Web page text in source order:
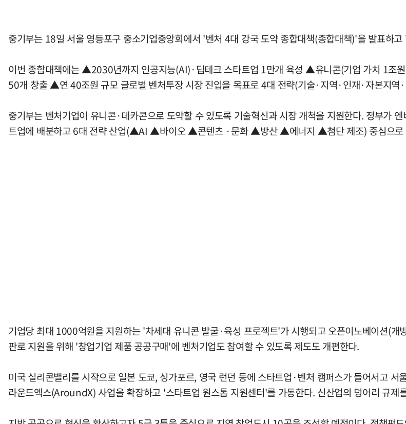
중기부는 18일 서울 영등포구 중소기업중앙회에서 '벤처 4대 강국 도약 종합대책(종합대책)'을 발표하
이번 종합대책에는 ▲2030년까지 인공지능(AI)·딥테크 스타트업 1만개 육성 ▲유니콘(기업 가치 1조
50개 창출 ▲연 40조원 규모 글로벌 벤처투장 시장 진입을 목표로 4대 전략(기술·지역·인재·자본지역
중기부는 벤처기업이 유니콘·데카콘으로 도약할 수 있도록 기술혁신과 시장 개척을 지원한다. 정부가
트업에 배분하고 6대 전략 산업(▲AI ▲바이오 ▲콘텐츠 ·문화 ▲방산 ▲에너지 ▲첨단 제조) 중심으로
기업당 최대 1000억원을 지원하는 '차세대 유니콘 발굴·육성 프로젝트'가 시행되고 오픈이노베이션(
판로 지원을 위해 '창업기업 제품 공공구매'에 벤처기업도 참여할 수 있도록 제도도 개편한다.
미국 실리콘밸리를 시작으로 일본 도쿄, 싱가포르, 영국 런던 등에 스타트업·벤처 캠퍼스가 들어서고
라운드엑스(AroundX) 사업을 확장하고 '스타트업 원스톱 지원센터'를 가동한다. 신산업의 덩어리 규제